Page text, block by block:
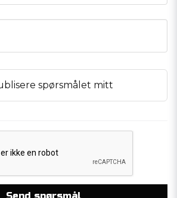
spørsmålet mitt